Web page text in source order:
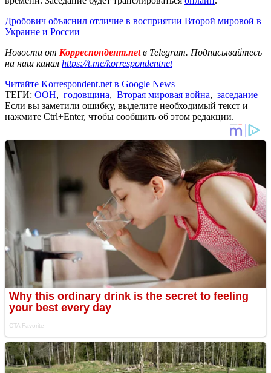
Дробович объяснил отличие в восприятии Второй мировой в
Украине и России
Новости от Корреспондент.netв Telegram. Подписывайтесь
на наш канал https://t.me/korrespondentnet
Читайте Korrespondent.net в Google News
ТЕГИ: ООН, годовщина, Вторая мировая война, заседание
Если вы заметили ошибку, выделите необходимый текст и
нажмите Ctrl+Enter, чтобы сообщить об этом редакции.